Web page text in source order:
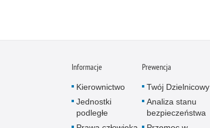
Informacje
Kierownictwo
Jednostki
podległe
Prewencja
Twój Dzielnicowy
Analiza stanu
bezpieczeństwa